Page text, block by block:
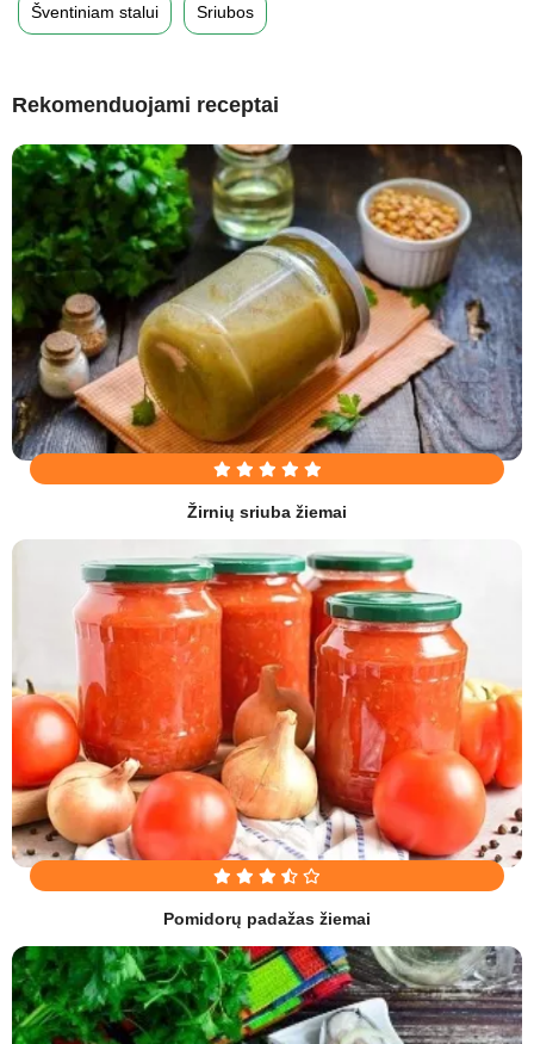
Šventiniam stalui Sriubos
Rekomenduojami receptai
Žirnių sriuba žiemai
Pomidorų padažas žiemai